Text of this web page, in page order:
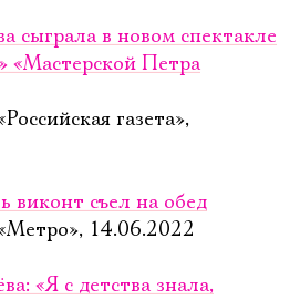
сыграла в новом спектакле
«Мастерской Петра
газета»,
виконт съел на обед
14.06.2022
«Я с детства знала,